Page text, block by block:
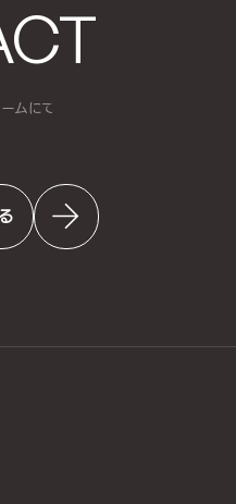
ムにて